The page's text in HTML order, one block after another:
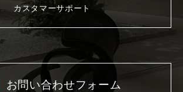
カスタマーサポート
お問い合わせフォーム